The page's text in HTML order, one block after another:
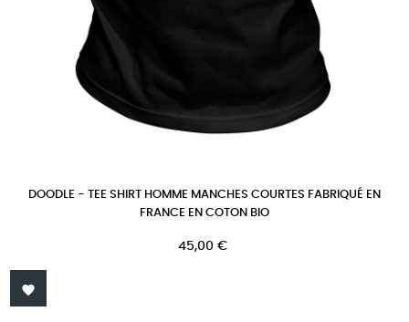
DOODLE - TEE SHIRT HOMME MANCHES COURTES FABRIQUÉ EN
FRANCE EN COTON BIO
Prix
45,00 €
